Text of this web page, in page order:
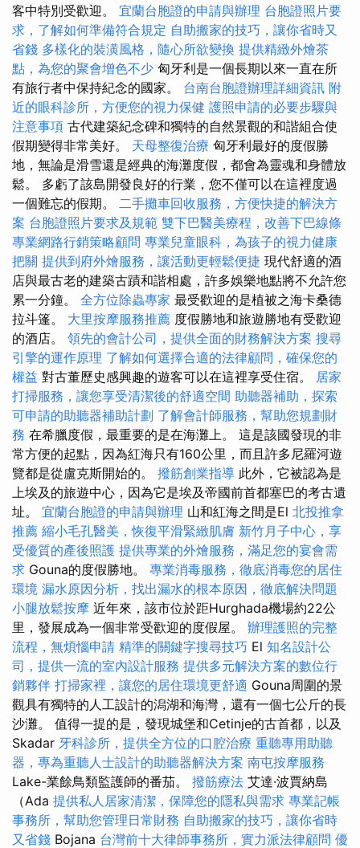
客中特別受歡迎。 宜蘭台胞證的申請與辦理 台胞證照片要
求，了解如何準備符合規定 自助搬家的技巧，讓你省時又
省錢 多樣化的裝潢風格，隨心所欲變換 提供精緻外燴茶
點，為您的聚會增色不少 匈牙利是一個長期以來一直在所
有旅行者中保持紀念的國家。 台南台胞證辦理詳細資訊 附
近的眼科診所，方便您的視力保健 護照申請的必要步驟與
注意事項 古代建築紀念碑和獨特的自然景觀的和諧組合使
假期變得非常美好。 天母整復治療 匈牙利最好的度假勝
地，無論是滑雪還是經典的海灘度假，都會為靈魂和身體放
鬆。 多虧了該島開發良好的行業，您不僅可以在這裡度過
一個難忘的假期。 二手攤車回收服務，方便快捷的解決方
案 台胞證照片要求及規範 雙下巴醫美療程，改善下巴線條
專業網路行銷策略顧問 專業兒童眼科，為孩子的視力健康
把關 提供到府外燴服務，讓活動更輕鬆便捷 現代舒適的酒
店與最古老的建築古蹟和諧相處，許多娛樂地點將不允許您
累一分鐘。 全方位除蟲專家 最受歡迎的是植被之海卡桑德
拉斗篷。 大里按摩服務推薦 度假勝地和旅遊勝地有受歡迎
的酒店。 領先的會計公司，提供全面的財務解決方案 搜尋
引擎的運作原理 了解如何選擇合適的法律顧問，確保您的
權益 對古董歷史感興趣的遊客可以在這裡享受住宿。 居家
打掃服務，讓您享受清潔後的舒適空間 助聽器補助，探索
可申請的助聽器補助計劃 了解會計師服務，幫助您規劃財
務 在希臘度假，最重要的是在海灘上。 這是該國發現的非
常方便的起點，因為紅海只有160公里，而且許多尼羅河遊
覽都是從盧克斯開始的。 撥筋創業指導 此外，它被認為是
上埃及的旅遊中心，因為它是埃及帝國前首都塞巴的考古遺
址。 宜蘭台胞證的申請與辦理 山和紅海之間是El 北投推拿
推薦 縮小毛孔醫美，恢復平滑緊緻肌膚 新竹月子中心，享
受優質的產後照護 提供專業的外燴服務，滿足您的宴會需
求 Gouna的度假勝地。 專業消毒服務，徹底消毒您的居住
環境 漏水原因分析，找出漏水的根本原因，徹底解決問題
小腿放鬆按摩 近年來，該市位於距Hurghada機場約22公
里，發展成為一個非常受歡迎的度假屋。 辦理護照的完整
流程，無煩惱申請 精準的關鍵字搜尋技巧 El 知名設計公
司，提供一流的室內設計服務 提供多元解決方案的數位行
銷夥伴 打掃家裡，讓您的居住環境更舒適 Gouna周圍的景
觀具有獨特的人工設計的潟湖和海灣，還有一個七公斤的長
沙灘。 值得一提的是，發現城堡和Cetinje的古首都，以及
Skadar 牙科診所，提供全方位的口腔治療 重聽專用助聽
器，專為重聽人士設計的助聽器解決方案 南屯按摩服務
Lake-業餘鳥類監護師的番茄。 撥筋療法 艾達·波賈納島
（Ada 提供私人居家清潔，保障您的隱私與需求 專業記帳
事務所，幫助您管理日常財務 自助搬家的技巧，讓你省時
又省錢 Bojana 台灣前十大律師事務所，實力派法律顧問 優